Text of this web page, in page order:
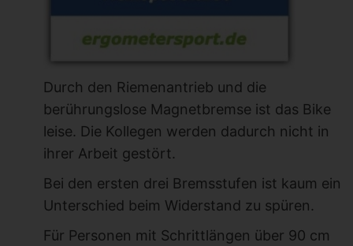
Durch den Riemenantrieb und die
berührungslose Magnetbremse ist das Bike
leise. Die Kollegen werden dadurch nicht in
ihrer Arbeit gestört.
Bei den ersten drei Bremsstufen ist kaum ein
Unterschied beim Widerstand zu spüren.
Für Personen mit Schrittlängen über 90 cm